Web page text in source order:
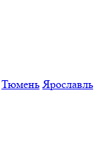
Тюмень Ярославль